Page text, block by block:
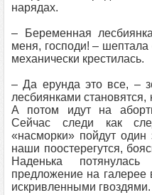
нарядах.
– Беременная
меня, господи! – шептала
механически крестилась.
– Да ерунда это все, –
лесбиянками становятся,
А потом идут на
Сейчас следи как
«насморки» пойдут
наши поостерегутся,
Наденька
предложение на галерее
искривленными гвоздями.